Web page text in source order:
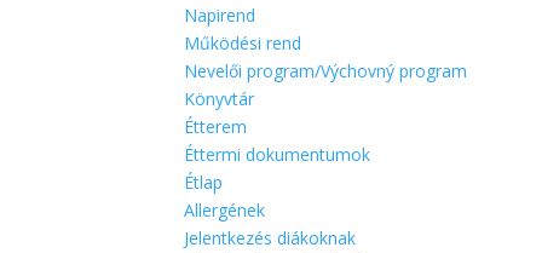
Napirend
Működési rend
Nevelői program/Výchovný program
Könyvtár
Étterem
Éttermi dokumentumok
Étlap
Allergének
Jelentkezés diákoknak